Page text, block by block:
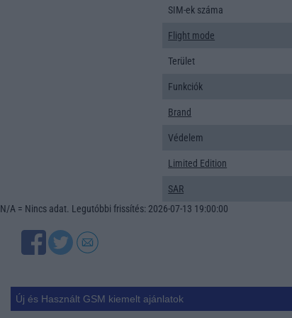
SIM-ek száma
Flight mode
Terület
Funkciók
Brand
Védelem
Limited Edition
SAR
N/A = Nincs adat. Legutóbbi frissítés: 2026-07-13 19:00:00
Új és Használt GSM kiemelt ajánlatok